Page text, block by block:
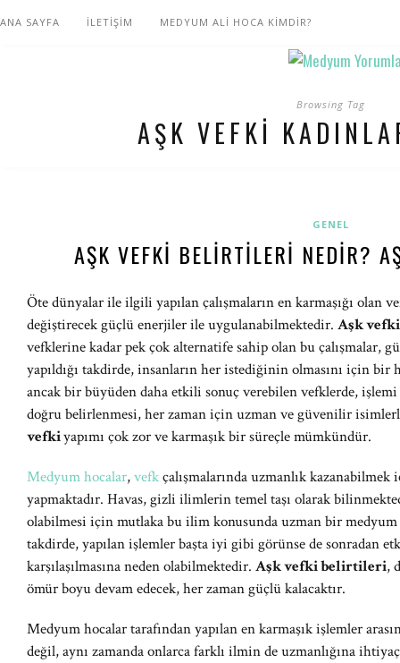
ANA SAYFA İLETİŞİM MEDYUM ALİ HOCA KİMDİR?
Browsing Tag
AŞK VEFKI
GENEL
AŞK VEFKI BELIRTILERI NEDIR?
Öte dünyalar ile ilgili yapılan çalışmaların en karmaşığı olan
değiştirecek güçlü enerjiler ile uygulanabilmektedir. Aşk
vefklerine kadar pek çok alternatife sahip olan bu çalışmalar,
yapıldığı takdirde, insanların her istediğinin olmasını için
ancak bir büyüden daha etkili sonuç verebilen vefklerde,
doğru belirlenmesi, her zaman için uzman ve güvenilir
vefkiyapımı çok zor ve karmaşık bir süreçle mümkündür.
Medyum hocalar,vefkçalışmalarında uzmanlık
yapmaktadır. Havas, gizli ilimlerin temel taşı olarak
olabilmesi için mutlaka bu ilim konusunda uzman bir
takdirde, yapılan işlemler başta iyi gibi görünse de sonradan
karşılaşılmasına neden olabilmektedir. Aşk vefki belirtileri,
ömür boyu devam edecek, her zaman güçlü kalacaktır.
Medyum hocalar tarafından yapılan en karmaşık işlemler
değil, aynı zamanda onlarca farklı ilmin de uzmanlığına